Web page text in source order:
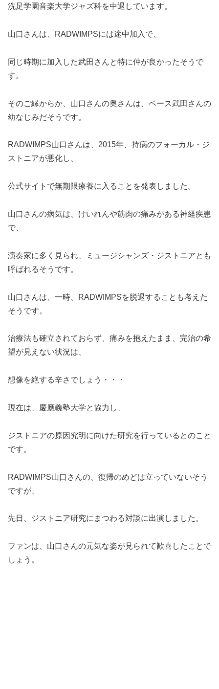
洗足学園音楽大学ジャズ科を中退しています。
山口さんは、RADWIMPSには途中加入で、
同じ時期に加入した武田さんと特に仲が良かったそうで
す。
そのご縁からか、山口さんの奥さんは、ベース武田さんの
幼なじみだそうです。
RADWIMPS山口さんは、2015年、持病のフォーカル・ジ
ストニアが悪化し、
公式サイトで無期限療養に入ることを発表しました。
山口さんの病気は、けいれんや筋肉の痛みがある神経疾患
で、
演奏家に多く見られ、ミュージシャンズ・ジストニアとも
呼ばれるそうです。
山口さんは、一時、RADWIMPSを脱退することも考えた
そうです。
治療法も確立されておらず、痛みを抱えたまま、完治の希
望が見えない状況は、
想像を絶する辛さでしょう・・・
現在は、慶應義塾大学と協力し、
ジストニアの原因究明に向けた研究を行っているとのこと
です。
RADWIMPS山口さんの、復帰のめどは立っていないそう
ですが、
先日、ジストニア研究にまつわる対談に出演しました。
ファンは、山口さんの元気な姿が見られて歓喜したことで
しょう。